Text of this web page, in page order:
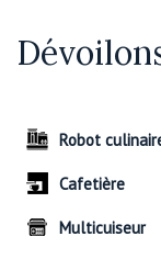
Robot
Cafetière
Multicuiseur